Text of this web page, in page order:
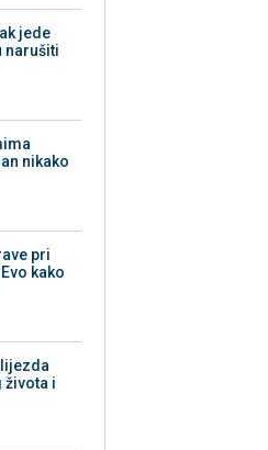
jede
narušiti
nikako
pri
kako
života i